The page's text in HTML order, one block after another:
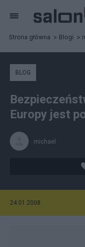
Strona główna Blogi
BLOG
Europy jest
michael
24.01.2008